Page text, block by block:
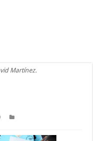
Martínez.